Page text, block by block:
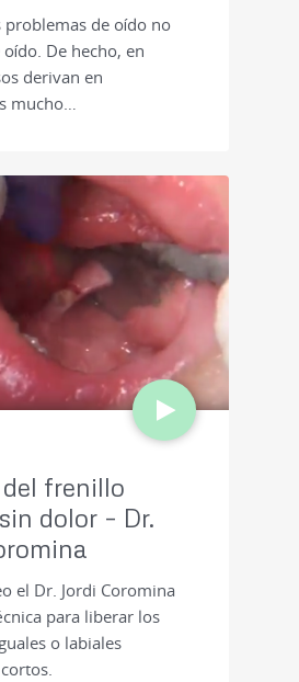
problemas de oído no
De hecho, en
derivan en
mucho…
frenillo
dolor – Dr.
el Dr. Jordi Coromina
para liberar los
o labiales